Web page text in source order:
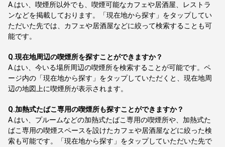
A. はい、喫煙所以外でも、喫煙可能なカフェや居酒屋、レストラ
ンなどを掲載しております。「現在地から探す」をタップしてい
ただいた先では、カフェや居酒屋などに絞って検索することも可
能です。
Q.現在地周辺の喫煙所を探すことができますか？
A. はい、今いる場所周辺の喫煙所を検索することが可能です。ペ
ージ内の「現在地から探す」をタップしていただくと、現在地周
辺の地図上に喫煙所が表示されます。
Q.加熱式たばこ専用の喫煙所も探すことができますか？
A. はい、プルームなどの加熱式たばこ専用の喫煙所や、加熱式た
ばこ専用の喫煙スペースを設けたカフェや居酒屋などに絞った検
索も可能です。「現在地から探す」をタップしていただいた先で